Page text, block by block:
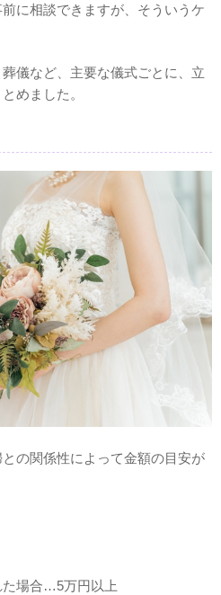
に相談できますが、そういうケ
儀など、主要な儀式ごとに、立
めました。
の関係性によって金額の目安が
た場合…5万円以上